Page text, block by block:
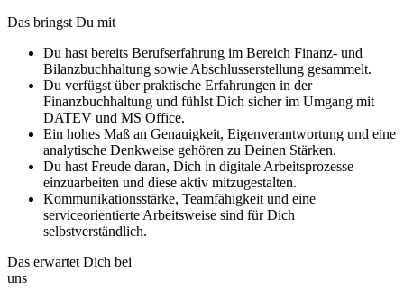
Das bringst Du mit
Du hast bereits Berufserfahrung im Bereich Finanz- und
Bilanzbuchhaltung sowie Abschlusserstellung gesammelt.
Du verfügst über praktische Erfahrungen in der
Finanzbuchhaltung und fühlst Dich sicher im Umgang mit
DATEV und MS Office.
Ein hohes Maß an Genauigkeit, Eigenverantwortung und eine
analytische Denkweise gehören zu Deinen Stärken.
Du hast Freude daran, Dich in digitale Arbeitsprozesse
einzuarbeiten und diese aktiv mitzugestalten.
Kommunikationsstärke, Teamfähigkeit und eine
serviceorientierte Arbeitsweise sind für Dich
selbstverständlich.
Das erwartet Dich bei
uns